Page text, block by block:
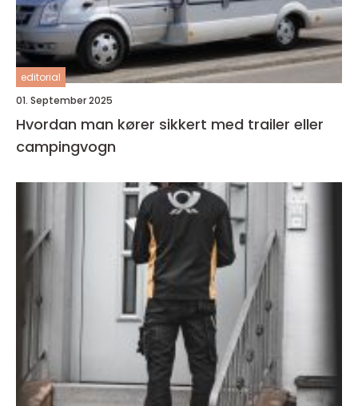
editorial
01. September 2025
Hvordan man kører sikkert med trailer eller
campingvogn